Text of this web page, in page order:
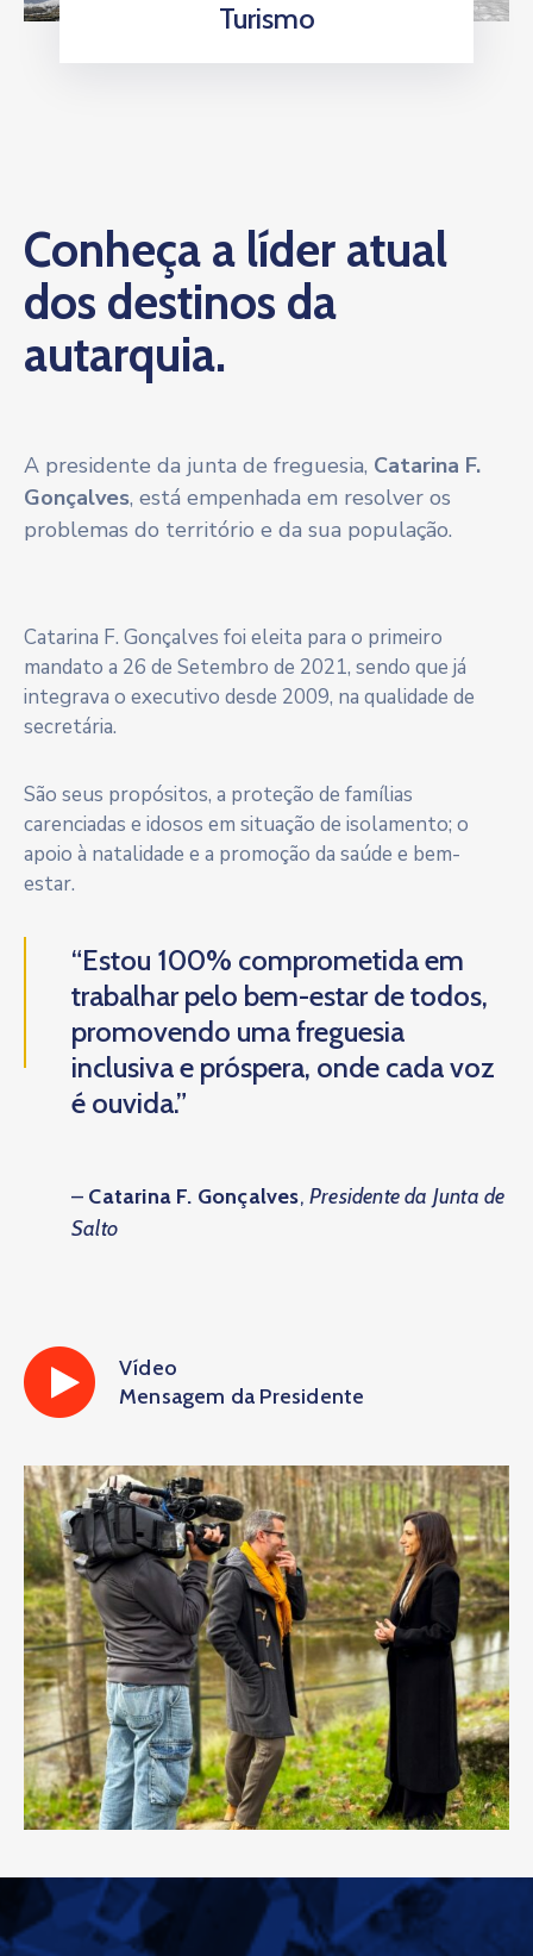
Turismo
Conheça a líder atual
dos destinos da
autarquia.
A presidente da junta de freguesia, Catarina F.
Gonçalves, está empenhada em resolver os
problemas do território e da sua população.
Catarina F. Gonçalves foi eleita para o primeiro
mandato a 26 de Setembro de 2021, sendo que já
integrava o executivo desde 2009, na qualidade de
secretária.
São seus propósitos, a proteção de famílias
carenciadas e idosos em situação de isolamento; o
apoio à natalidade e a promoção da saúde e bem-
estar.
“Estou 100% comprometida em
trabalhar pelo bem-estar de todos,
promovendo uma freguesia
inclusiva e próspera, onde cada voz
é ouvida.”
– Catarina F. Gonçalves, Presidente da Junta de
Salto
Vídeo
Mensagem da Presidente